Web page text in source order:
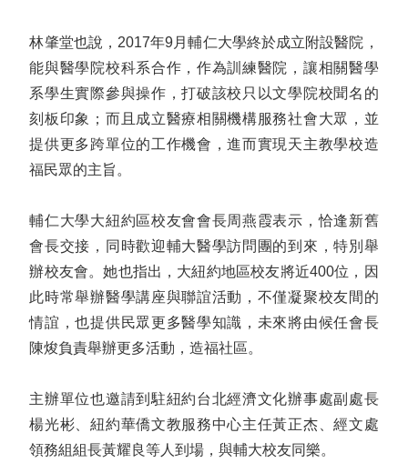
林肇堂也說，2017年9月輔仁大學終於成立附設醫院，
能與醫學院校科系合作，作為訓練醫院，讓相關醫學
系學生實際參與操作，打破該校只以文學院校聞名的
刻板印象；而且成立醫療相關機構服務社會大眾，並
提供更多跨單位的工作機會，進而實現天主教學校造
福民眾的主旨。
輔仁大學大紐約區校友會會長周燕霞表示，恰逢新舊
會長交接，同時歡迎輔大醫學訪問團的到來，特別舉
辦校友會。她也指出，大紐約地區校友將近400位，因
此時常舉辦醫學講座與聯誼活動，不僅凝聚校友間的
情誼，也提供民眾更多醫學知識，未來將由候任會長
陳焌負責舉辦更多活動，造福社區。
主辦單位也邀請到駐紐約台北經濟文化辦事處副處長
楊光彬、紐約華僑文教服務中心主任黃正杰、經文處
領務組組長黃耀良等人到場，與輔大校友同樂。